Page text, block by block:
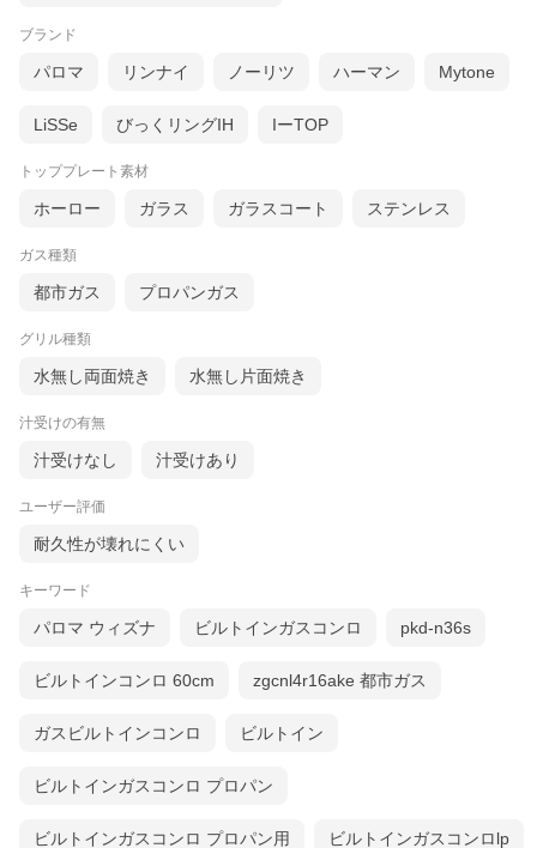
ブランド
パロマ リンナイ ノーリツ ハーマン Mytone
LiSSe びっくリングIH IーTOP
トッププレート素材
ホーロー ガラス ガラスコート ステンレス
ガス種類
都市ガス プロパンガス
グリル種類
水無し両面焼き 水無し片面焼き
汁受けの有無
汁受けなし 汁受けあり
ユーザー評価
耐久性が壊れにくい
キーワード
パロマ ウィズナ ビルトインガスコンロ pkd-n36s
ビルトインコンロ 60cm zgcnl4r16ake 都市ガス
ガスビルトインコンロ ビルトイン
ビルトインガスコンロ プロパン
ビルトインガスコンロ プロパン用 ビルトインガスコンロlp